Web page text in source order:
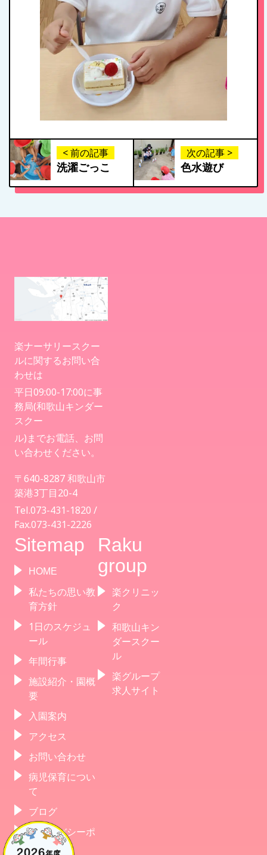
< 前の記事
洗濯ごっこ
次の記事 >
色水遊び
楽ナーサリースクー
ルに関するお問い合
わせは
平日09:00-17:00に事
務局(和歌山キンダー
スクー
ル)までお電話、お問
い合わせください。
〒640-8287 和歌山市
築港3丁目20-4
Tel.073-431-1820 /
Fax.073-431-2226
Sitemap
HOME
私たちの思い教
育方針
1日のスケジュ
ール
年間行事
施設紹介・園概
要
入園案内
アクセス
お問い合わせ
病児保育につい
て
ブログ
プライバシーポ
リシー
Raku
group
楽クリニッ
ク
和歌山キン
ダースクー
ル
楽グループ
求人サイト